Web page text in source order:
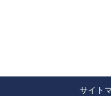
サイト